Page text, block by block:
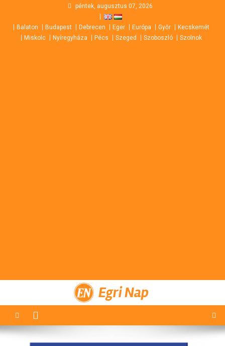
content
péntek, augusztus 07, 2026
Balaton Budapest Debrecen Eger Európa Győr
Kecskemét
Miskolc
Nyíregyháza Pécs Szeged Szoboszló Szolnok
Egri Nap